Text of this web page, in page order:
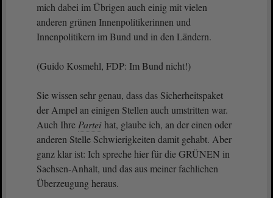
mich dabei im Übrigen auch einig mit vielen
anderen grünen Innenpolitikerinnen und
Innenpolitikern im Bund und in den Ländern.
(Guido Kosmehl, FDP: Im Bund nicht!)
Sie wissen sehr genau, dass das Sicherheitspaket
der Ampel an einigen Stellen auch umstritten war.
Auch Ihre Partei hat, glaube ich, an der einen oder
anderen Stelle Schwierigkeiten damit gehabt. Aber
ganz klar ist: Ich spreche hier für die GRÜNEN in
Sachsen-Anhalt, und das aus meiner fachlichen
Überzeugung heraus.